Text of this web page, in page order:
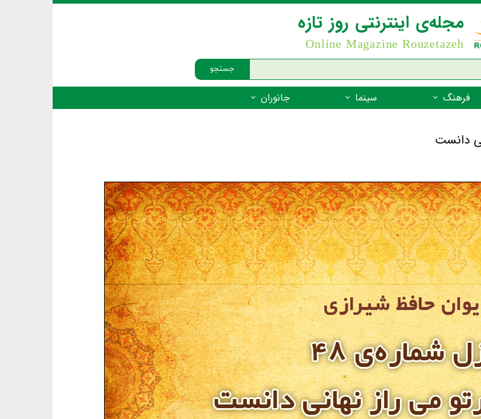
جستجو
مجله‌ی اینترنتی روز تازه
Online Magazine Rouzetazeh
فرهنگ
ضرب المثل
شعر فارسی
زندگینامه‌ی بزرگان
گفتاورد
سینما جانوران
جانوران مهره‌دار - دوزیستان
جانوران مهره‌دار - ماهیان
جانوران مهره‌دار - فهرست‌ها